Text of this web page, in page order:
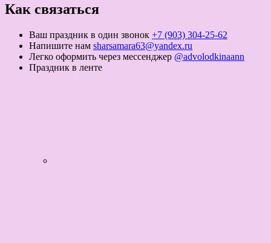
Как связаться
Ваш праздник в один звонок +7 (903) 304-25-62
Напишите нам sharsamara63@yandex.ru
Легко оформить через мессенджер @advolodkinaann
Праздник в ленте